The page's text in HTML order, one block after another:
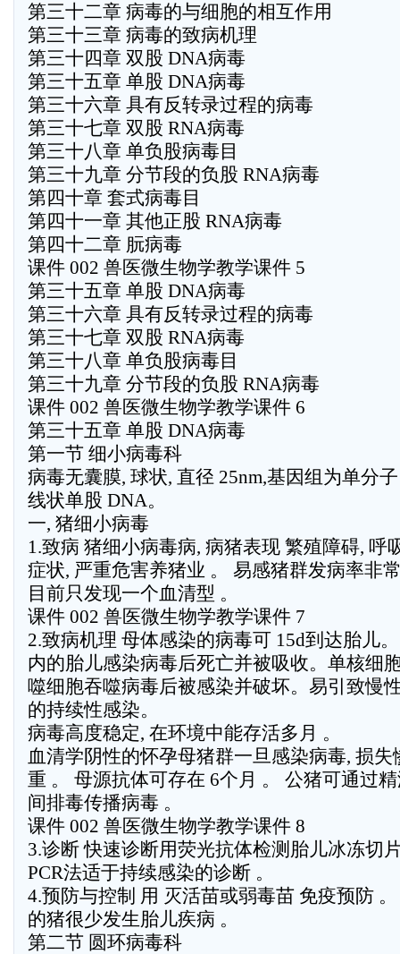
第三十二章 病毒的与细胞的相互作用
第三十三章 病毒的致病机理
第三十四章 双股 DNA病毒
第三十五章 单股 DNA病毒
第三十六章 具有反转录过程的病毒
第三十七章 双股 RNA病毒
第三十八章 单负股病毒目
第三十九章 分节段的负股 RNA病毒
第四十章 套式病毒目
第四十一章 其他正股 RNA病毒
第四十二章 朊病毒
课件 002 兽医微生物学教学课件 5
第三十五章 单股 DNA病毒
第三十六章 具有反转录过程的病毒
第三十七章 双股 RNA病毒
第三十八章 单负股病毒目
第三十九章 分节段的负股 RNA病毒
课件 002 兽医微生物学教学课件 6
第三十五章 单股 DNA病毒
第一节 细小病毒科
病毒无囊膜, 球状, 直径 25nm,基因组为单分子
线状单股 DNA。
一, 猪细小病毒
1.致病 猪细小病毒病, 病猪表现 繁殖障碍, 呼
症状, 严重危害养猪业 。 易感猪群发病率非
目前只发现一个血清型 。
课件 002 兽医微生物学教学课件 7
2.致病机理 母体感染的病毒可 15d到达胎儿
内的胎儿感染病毒后死亡并被吸收。单核细
噬细胞吞噬病毒后被感染并破坏。易引致慢
的持续性感染。
病毒高度稳定, 在环境中能存活多月 。
血清学阴性的怀孕母猪群一旦感染病毒, 损失
重 。 母源抗体可存在 6个月 。 公猪可通过
间排毒传播病毒 。
课件 002 兽医微生物学教学课件 8
3.诊断 快速诊断用荧光抗体检测胎儿冰冻切
PCR法适于持续感染的诊断 。
4.预防与控制 用 灭活苗或弱毒苗 免疫预防
的猪很少发生胎儿疾病 。
第二节 圆环病毒科